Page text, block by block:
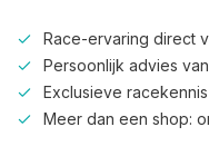
Race-ervaring direct
Persoonlijk advies
Exclusieve
Meer dan een shop: